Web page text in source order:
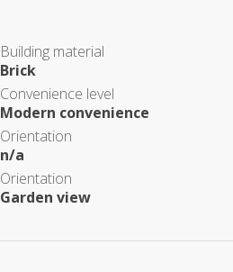
Building material
Brick
Convenience level
Modern convenience
Orientation
n/a
Orientation
Garden view